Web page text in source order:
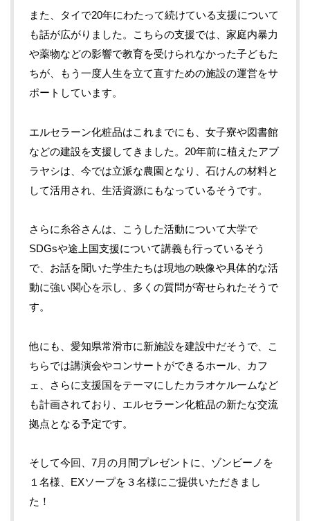
また、タイで20年にわたって続けている支援について
も話が広がりました。こちらの支援では、家庭内暴力
や薬物などの影響で教育を受けられなかった子どもた
ちが、もう一度人生を立て直すための施設の運営をサ
ポートしています。
エルセラーン化粧品はこれまでにも、女子寮や図書館
などの建設を支援してきました。20年前に植えたアブ
ラヤシは、今では立派な農園となり、石けんの材料と
して活用され、生活資源にもなっているそうです。
さらに糸谷さんは、こうした活動について大学で
SDGsや途上国支援について講義も行っているそう
で、お話を聞いた学生たちは現地の映像や具体的な活
動に強い関心を示し、多くの質問が寄せられたそうで
す。
他にも、愛知県常滑市に新施設を建設中だそうで、こ
ちらでは講演会やコンサートができるホール、カフ
ェ、さらに支援国をテーマにしたカラオケルームなど
も計画されており、エルセラーン化粧品の新たな交流
拠点となる予定です。
そして今回、7月の月間プレゼントに、ゾンビーノを
１名様、 EXソープを３名様にご提供いただきまし
た！